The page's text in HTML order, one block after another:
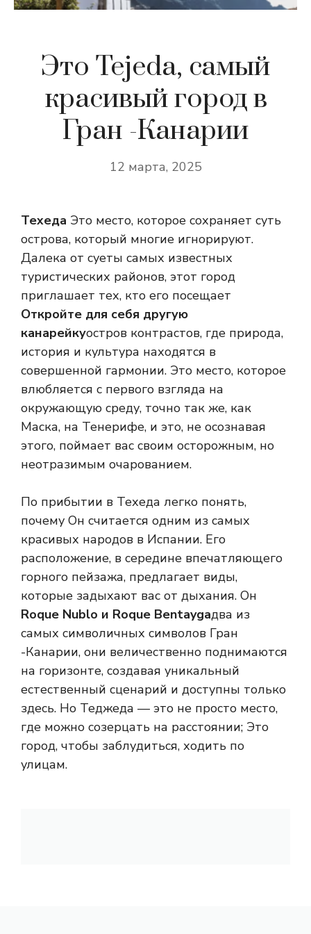
Это Tejeda, самый
красивый город в
Гран -Канарии
12 марта, 2025
Техеда Это место, которое сохраняет суть
острова, который многие игнорируют.
Далека от суеты самых известных
туристических районов, этот город
приглашает тех, кто его посещает
Откройте для себя другую
канарейкуостров контрастов, где природа,
история и культура находятся в
совершенной гармонии. Это место, которое
влюбляется с первого взгляда на
окружающую среду, точно так же, как
Маска, на Тенерифе, и это, не осознавая
этого, поймает вас своим осторожным, но
неотразимым очарованием.
По прибытии в Техеда легко понять,
почему Он считается одним из самых
красивых народов в Испании. Его
расположение, в середине впечатляющего
горного пейзажа, предлагает виды,
которые задыхают вас от дыхания. Он
Roque Nublo и Roque Bentaygaдва из
самых символичных символов Гран
-Канарии, они величественно поднимаются
на горизонте, создавая уникальный
естественный сценарий и доступны только
здесь. Но Теджеда — это не просто место,
где можно созерцать на расстоянии; Это
город, чтобы заблудиться, ходить по
улицам.